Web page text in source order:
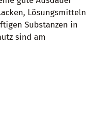
Lösungsmitteln
Substanzen in
sind am